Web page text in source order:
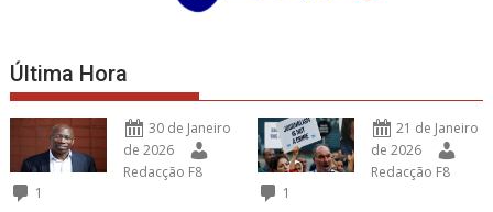
Última Hora
30 de Janeiro
de 2026
Redacção F8
1
21 de Janeiro
de 2026
Redacção F8
1